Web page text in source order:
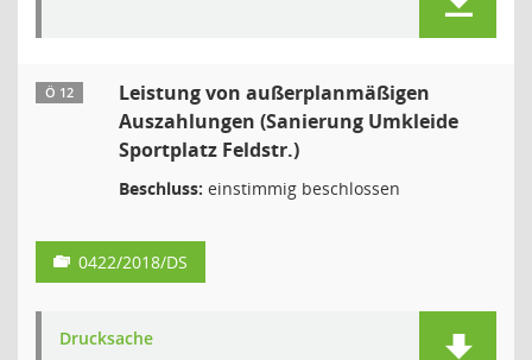
Ö 12
Leistung von außerplanmäßigen
Auszahlungen (Sanierung Umkleide
Sportplatz Feldstr.)
Beschluss: einstimmig beschlossen
0422/2018/DS
Drucksache